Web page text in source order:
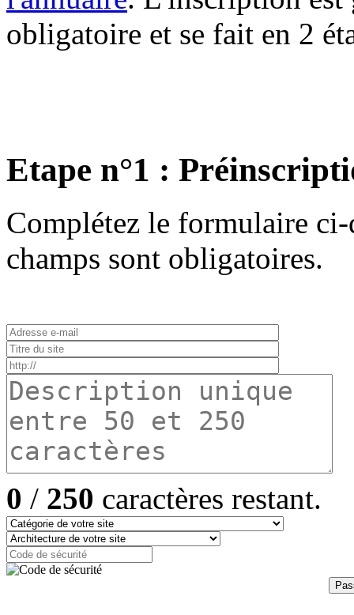
obligatoire et se fait en 2
Etape n°1 :
Complétez le formulaire
champs sont obligatoires.
0 / 250 caractères restant.